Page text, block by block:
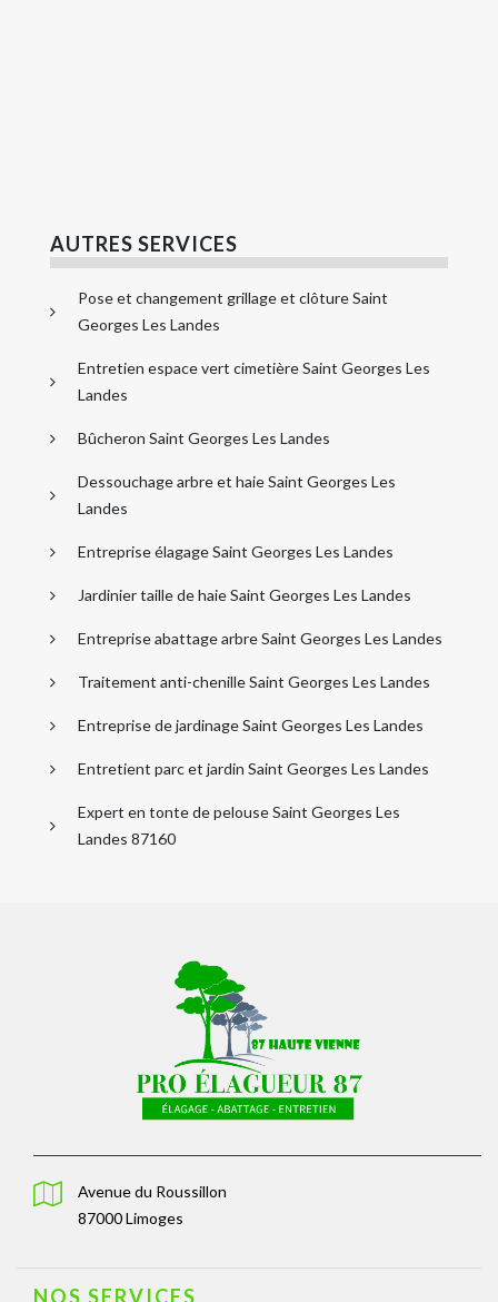
AUTRES SERVICES
Pose et changement grillage et clôture Saint
Georges Les Landes
Entretien espace vert cimetière Saint Georges Les
Landes
Bûcheron Saint Georges Les Landes
Dessouchage arbre et haie Saint Georges Les
Landes
Entreprise élagage Saint Georges Les Landes
Jardinier taille de haie Saint Georges Les Landes
Entreprise abattage arbre Saint Georges Les Landes
Traitement anti-chenille Saint Georges Les Landes
Entreprise de jardinage Saint Georges Les Landes
Entretient parc et jardin Saint Georges Les Landes
Expert en tonte de pelouse Saint Georges Les
Landes 87160
Avenue du Roussillon
87000 Limoges
NOS SERVICES